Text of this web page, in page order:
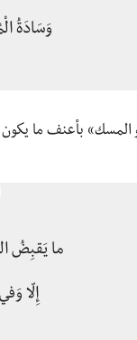
وَسَادَةُ
المسك» بأعنف ما
ما يَقبِضُ
إِلّا